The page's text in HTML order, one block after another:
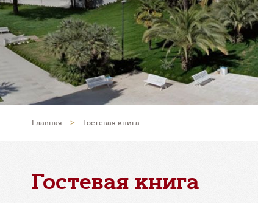
Главная > Гостевая книга
Гостевая книга